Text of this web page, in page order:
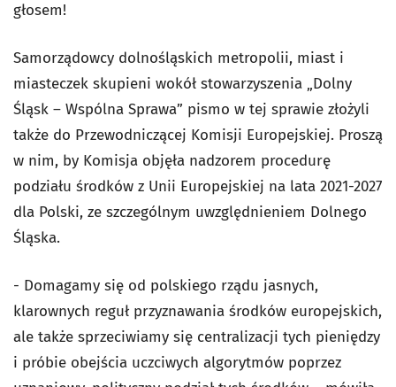
głosem!
Samorządowcy dolnośląskich metropolii, miast i
miasteczek skupieni wokół stowarzyszenia „Dolny
Śląsk – Wspólna Sprawa” pismo w tej sprawie złożyli
także do Przewodniczącej Komisji Europejskiej. Proszą
w nim, by Komisja objęła nadzorem procedurę
podziału środków z Unii Europejskiej na lata 2021-2027
dla Polski, ze szczególnym uwzględnieniem Dolnego
Śląska.
- Domagamy się od polskiego rządu jasnych,
klarownych reguł przyznawania środków europejskich,
ale także sprzeciwiamy się centralizacji tych pieniędzy
i próbie obejścia uczciwych algorytmów poprzez